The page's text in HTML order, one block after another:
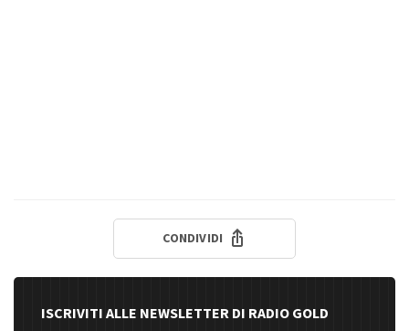
CONDIVIDI
ISCRIVITI ALLE NEWSLETTER DI RADIO GOLD